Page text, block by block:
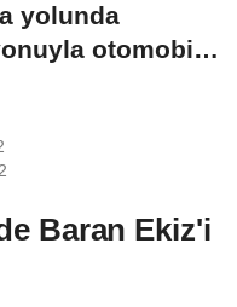
yolunda
otomobil
Baran Ekiz'i